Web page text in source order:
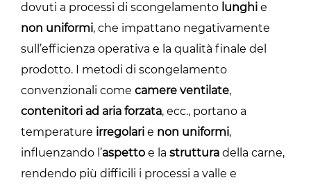
dovuti a processi di scongelamento lunghi e
non uniformi, che impattano negativamente
sull’efficienza operativa e la qualità finale del
prodotto. I metodi di scongelamento
convenzionali come camere ventilate,
contenitori ad aria forzata, ecc., portano a
temperature irregolari e non uniformi,
influenzando l’aspetto e la struttura della carne,
rendendo più difficili i processi a valle e